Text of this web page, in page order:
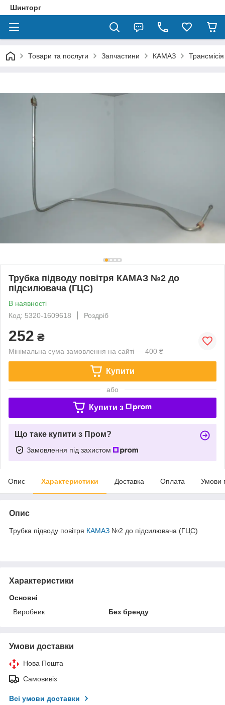
Шинторг
Товари та послуги Запчастини КАМАЗ Трансмісія
Трубка підводу повітря КАМАЗ №2 до
підсилювача (ГЦС)
В наявності
Код: 5320-1609618
Роздріб
252 ₴
Мінімальна сума замовлення на сайті — 400 ₴
Купити
або
Купити з
Що таке купити з Пром?
Замовлення під захистом
Опис Характеристики Доставка Оплата Умови
Опис
Трубка підводу повітря КАМАЗ №2 до підсилювача (ГЦС)
Характеристики
Основні
Виробник
Без бренду
Умови доставки
Нова Пошта
Самовивіз
Всі умови доставки